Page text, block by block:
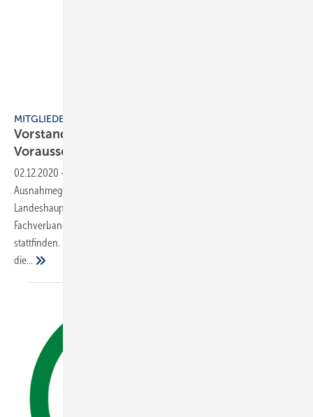
MITGLIEDERVERSAMMLUNG
Vorstand bestätigt, ebenso die guten
Voraussetzungen für
02.12.2020 -
Ausnahmegenehmigung durch das Kreisverwaltungsreferat der
Landeshauptstadt München konnte die Mitgliederversammlung des
Fachverbandes SHK Bayern am 14. Oktober 2020 in Präsenz
stattfinden. Das traditionelle Tagungslokal im Kolpinghaus war durch
die...